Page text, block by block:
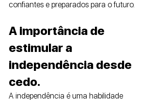
confiantes e preparados para o futuro.
A importância de
estimular a
independência desde
cedo.
A independência é uma habilidade